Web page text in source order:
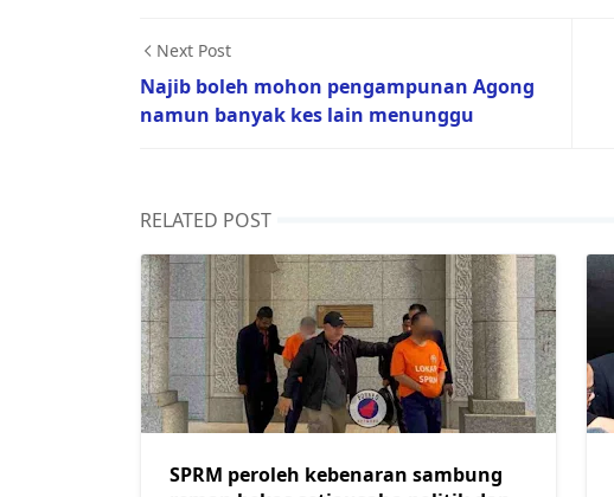
Next Post
Najib boleh mohon pengampunan Agong
namun banyak kes lain menunggu
RELATED POST
SPRM peroleh kebenaran sambung